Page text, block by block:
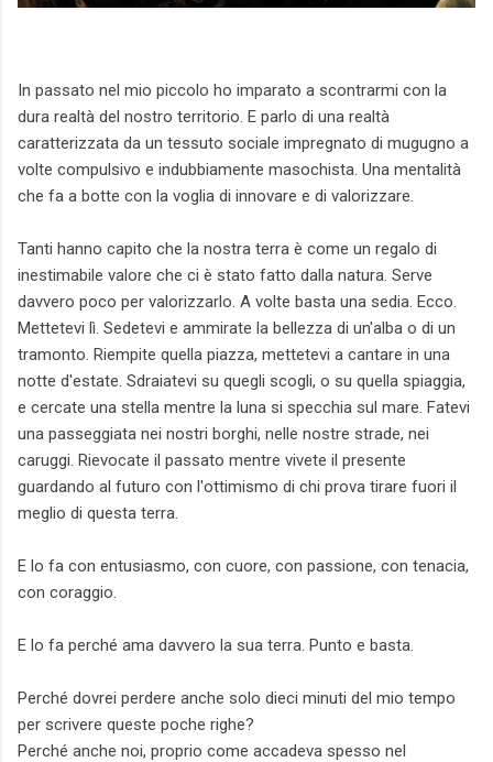
In passato nel mio piccolo ho imparato a scontrarmi con la
dura realtà del nostro territorio. E parlo di una realtà
caratterizzata da un tessuto sociale impregnato di mugugno a
volte compulsivo e indubbiamente masochista. Una mentalità
che fa a botte con la voglia di innovare e di valorizzare.
Tanti hanno capito che la nostra terra è come un regalo di
inestimabile valore che ci è stato fatto dalla natura. Serve
davvero poco per valorizzarlo. A volte basta una sedia. Ecco.
Mettetevi lì. Sedetevi e ammirate la bellezza di un'alba o di un
tramonto. Riempite quella piazza, mettetevi a cantare in una
notte d'estate. Sdraiatevi su quegli scogli, o su quella spiaggia,
e cercate una stella mentre la luna si specchia sul mare. Fatevi
una passeggiata nei nostri borghi, nelle nostre strade, nei
caruggi. Rievocate il passato mentre vivete il presente
guardando al futuro con l'ottimismo di chi prova tirare fuori il
meglio di questa terra.
E lo fa con entusiasmo, con cuore, con passione, con tenacia,
con coraggio.
E lo fa perché ama davvero la sua terra. Punto e basta.
Perché dovrei perdere anche solo dieci minuti del mio tempo
per scrivere queste poche righe?
Perché anche noi, proprio come accadeva spesso nel